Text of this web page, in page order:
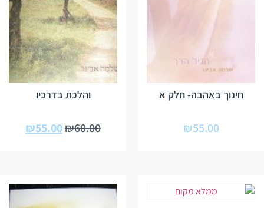
חינוך באהבה- חלק א
₪55.00
והלכת בדרכיו
₪60.00
₪55.00